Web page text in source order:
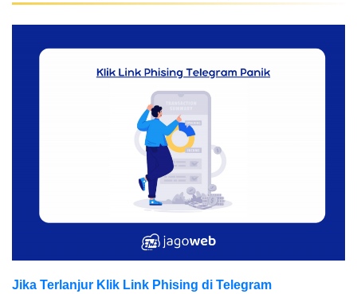
Jika Terlanjur Klik Link Phising di Telegram